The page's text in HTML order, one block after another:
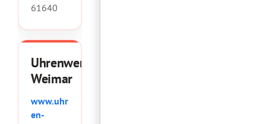
61640
Uhrenwerk
Weimar
www.uhr
en-